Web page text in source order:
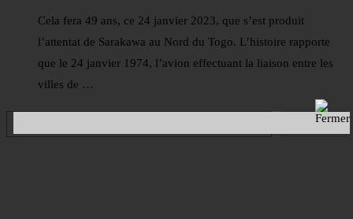
Cela fera 49 ans, ce 24 janvier 2023, que s’est produit
l’attentat de Sarakawa au Nord du Togo. L’histoire rapporte
que le 24 janvier 1974, l’avion effectuant la liaison entre les
villes de …
Rechercher